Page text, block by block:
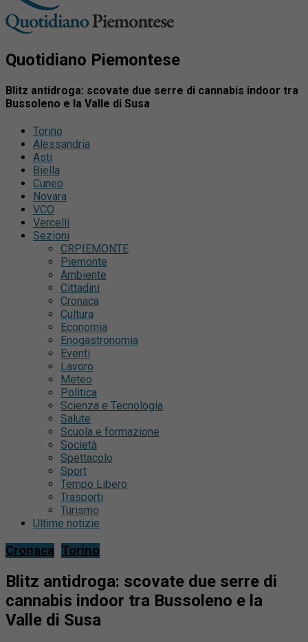
Quotidiano Piemontese
Blitz antidroga: scovate due serre di cannabis indoor tra
Bussoleno e la Valle di Susa
Torino
Alessandria
Asti
Biella
Cuneo
Novara
VCO
Vercelli
Sezioni
CRPIEMONTE
Piemonte
Ambiente
Cittadini
Cronaca
Cultura
Economia
Enogastronomia
Eventi
Lavoro
Meteo
Politica
Scienza e Tecnologia
Salute
Scuola e formazione
Società
Spettacolo
Sport
Tempo Libero
Trasporti
Turismo
Ultime notizie
Cronaca Torino
Blitz antidroga: scovate due serre di
cannabis indoor tra Bussoleno e la
Valle di Susa